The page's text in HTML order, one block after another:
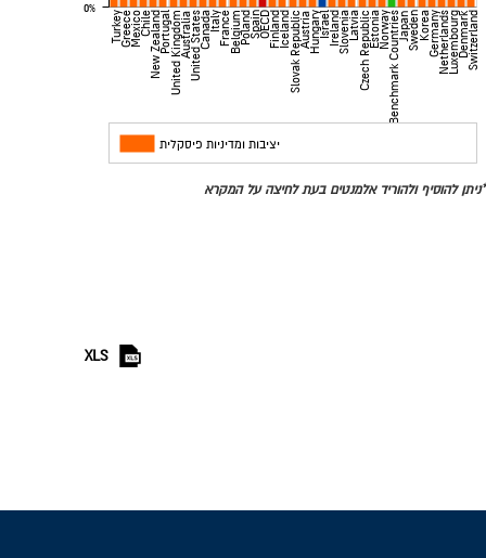
TurkeyGreeceMexicoChileNew ZealandPortugalUnited KingdomAustraliaUnited StatesCanadaItalyFranceBelgiumPolandSpainOECDFinlandIcelandSlovak RepublicAustriaHungaryIsraelIrelandSloveniaLatviaCzech RepublicEstoniaNorwayBenchmark CountriesJapanSwedenKoreaGermanyNetherlandsLuxembourgDenmarkSwitzerland
מדינות
0%
יציבות ומדיניות פיסקלית
*ניתן להוסיף ולהוריד אלמנטים בעת לחיצה על המקרא
XLS